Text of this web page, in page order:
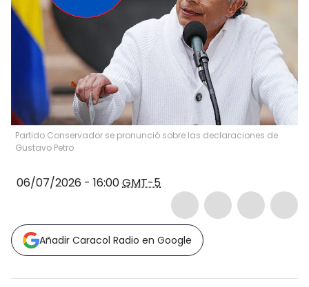
Partido Conservador se pronunció sobre las declaraciones de
Gustavo Petro
06/07/2026 - 16:00GMT-5
Añadir Caracol Radio en Google